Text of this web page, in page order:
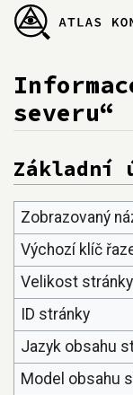
severu“
Přejít na:
Základní
Zobrazovaný
Výchozí klíč
Velikost
ID stránky
Jazyk obsahu
Model obsahu